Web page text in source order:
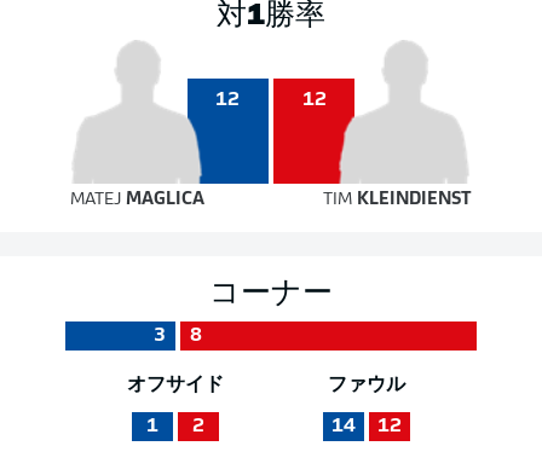
対1勝率
12 12
MATEJ MAGLICA TIM KLEINDIENST
コーナー
3 8
オフサイド
1 2
ファウル
14 12